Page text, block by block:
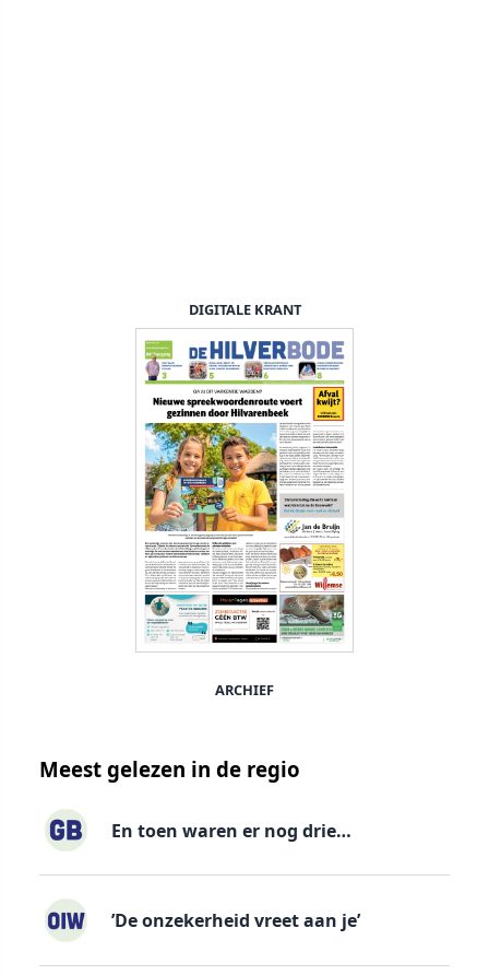
DIGITALE KRANT
ARCHIEF
Meest gelezen in de regio
En toen waren er nog drie…
’De onzekerheid vreet aan je’